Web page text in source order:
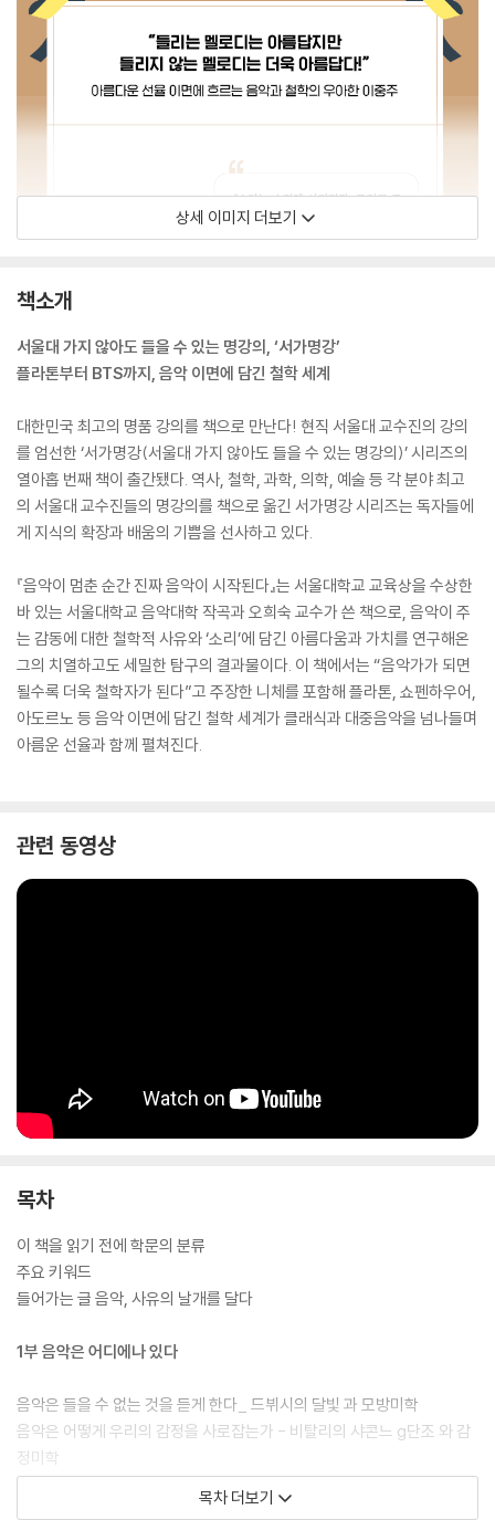
상세 이미지 더보기
책소개
서울대 가지 않아도 들을 수 있는 명강의, ‘서가명강’
플라톤부터 BTS까지, 음악 이면에 담긴 철학 세계
대한민국 최고의 명품 강의를 책으로 만난다! 현직 서울대 교수진의 강의
를 엄선한 ‘서가명강(서울대 가지 않아도 들을 수 있는 명강의)’ 시리즈의
열아홉 번째 책이 출간됐다. 역사, 철학, 과학, 의학, 예술 등 각 분야 최고
의 서울대 교수진들의 명강의를 책으로 옮긴 서가명강 시리즈는 독자들에
게 지식의 확장과 배움의 기쁨을 선사하고 있다.
『음악이 멈춘 순간 진짜 음악이 시작된다』는 서울대학교 교육상을 수상한
바 있는 서울대학교 음악대학 작곡과 오희숙 교수가 쓴 책으로, 음악이 주
는 감동에 대한 철학적 사유와 ‘소리’에 담긴 아름다움과 가치를 연구해온
그의 치열하고도 세밀한 탐구의 결과물이다. 이 책에서는 “음악가가 되면
될수록 더욱 철학자가 된다”고 주장한 니체를 포함해 플라톤, 쇼펜하우어,
아도르노 등 음악 이면에 담긴 철학 세계가 클래식과 대중음악을 넘나들며
아름운 선율과 함께 펼쳐진다.
관련 동영상
목차
이 책을 읽기 전에 학문의 분류
주요 키워드
들어가는 글 음악, 사유의 날개를 달다
1부 음악은 어디에나 있다
음악은 들을 수 없는 것을 듣게 한다_ 드뷔시의 달빛 과 모방미학
음악은 어떻게 우리의 감정을 사로잡는가 - 비탈리의 샤콘느 g단조 와 감
정미학
음악의 시간은 다르게 흐른다 - 모차르트의 피가로의 결혼 과 음악적 시간
목차 더보기